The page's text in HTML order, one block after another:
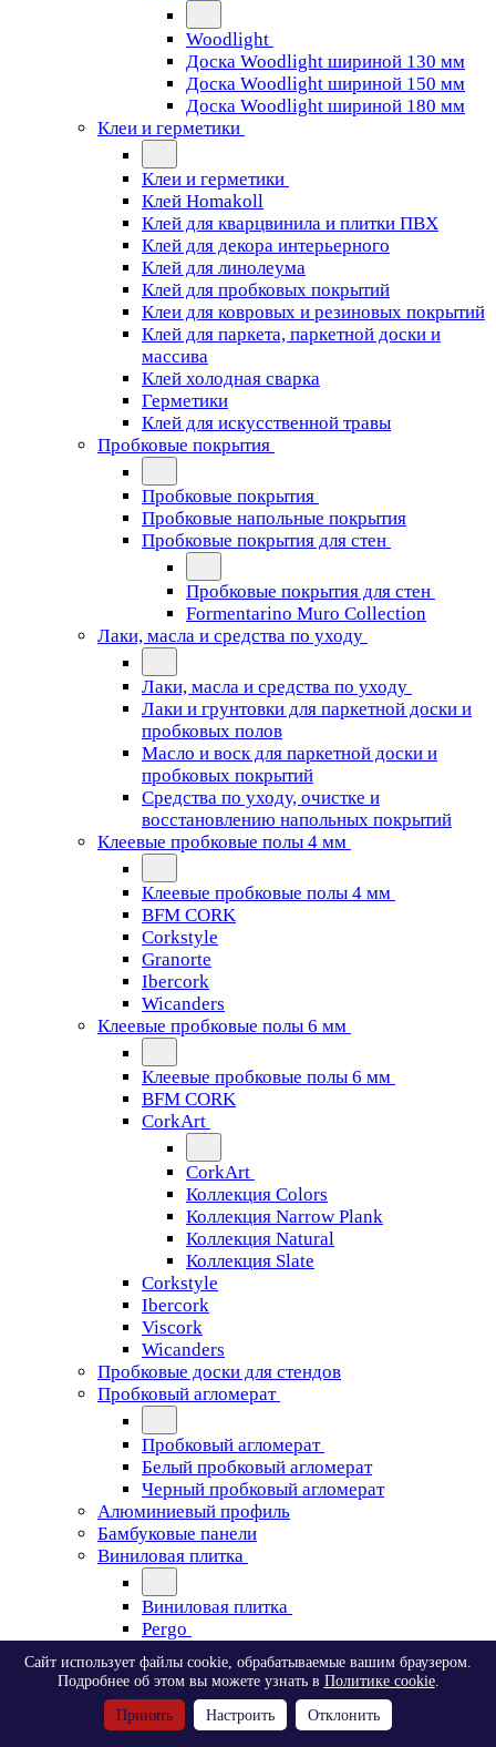
Woodlight
Доска Woodlight шириной 130 мм
Доска Woodlight шириной 150 мм
Доска Woodlight шириной 180 мм
Клеи и герметики
Клеи и герметики
Клей Homakoll
Клей для кварцвинила и плитки ПВХ
Клей для декора интерьерного
Клей для линолеума
Клей для пробковых покрытий
Клеи для ковровых и резиновых покрытий
Клей для паркета, паркетной доски и
массива
Клей холодная сварка
Герметики
Клей для искусственной травы
Пробковые покрытия
Пробковые покрытия
Пробковые напольные покрытия
Пробковые покрытия для стен
Пробковые покрытия для стен
Formentarino Muro Collection
Лаки, масла и средства по уходу
Лаки, масла и средства по уходу
Лаки и грунтовки для паркетной доски и
пробковых полов
Масло и воск для паркетной доски и
пробковых покрытий
Средства по уходу, очистке и
восстановлению напольных покрытий
Клеевые пробковые полы 4 мм
Клеевые пробковые полы 4 мм
BFM CORK
Corkstyle
Granorte
Ibercork
Wicanders
Клеевые пробковые полы 6 мм
Клеевые пробковые полы 6 мм
BFM CORK
CorkArt
CorkArt
Коллекция Colors
Коллекция Narrow Plank
Коллекция Natural
Коллекция Slate
Corkstyle
Ibercork
Viscork
Wicanders
Пробковые доски для стендов
Пробковый агломерат
Пробковый агломерат
Белый пробковый агломерат
Черный пробковый агломерат
Алюминиевый профиль
Бамбуковые панели
Виниловая плитка
Виниловая плитка
Pergo
Pergo
Classic Plank Optimum Glue
Modern Plank Optimum Glue
Сайт использует файлы cookie, обрабатываемые вашим браузером.
Подробнее об этом вы можете узнать в Политике cookie.
Принять Настроить Отклонить